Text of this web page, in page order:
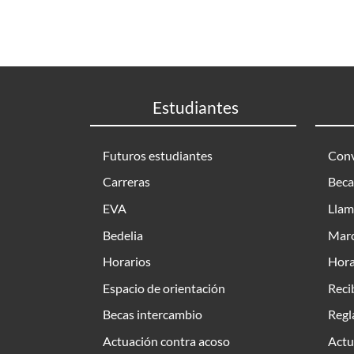
Estudiantes
Futuros estudiantes
Carreras
EVA
Bedelia
Horarios
Espacio de orientación
Becas intercambio
Actuación contra acoso